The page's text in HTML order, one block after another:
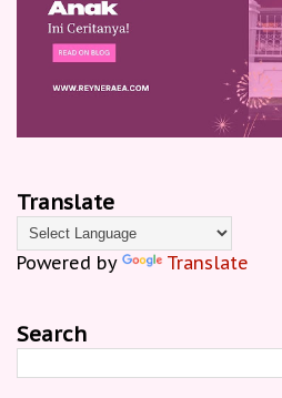
Translate
Powered by Translate
Search